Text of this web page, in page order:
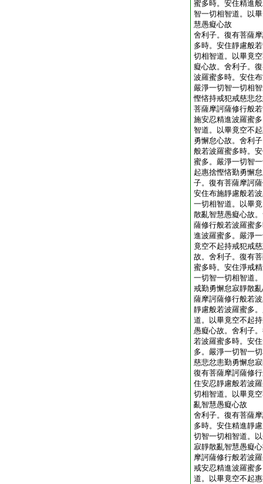
蜜多時。安住精進
智一切相智道。以
慧愚癡心故
舍利子。復有菩薩
多時。安住靜慮般
切相智道。以畢竟
癡心故。舍利子。
波羅蜜多時。安住
嚴淨一切智一切相
慳悋持戒犯戒慈悲
菩薩摩訶薩修行般
施安忍精進波羅蜜
智道。以畢竟空不
勇懈怠心故。舍利
般若波羅蜜多時。
蜜多。嚴淨一切智
起惠捨慳悋勤勇懈
子。復有菩薩摩訶
安住布施靜慮般若
一切相智道。以畢
散亂智慧愚癡心故
薩修行般若波羅蜜
進波羅蜜多。嚴淨
竟空不起持戒犯戒
故。舍利子。復有
蜜多時。安住淨戒
一切智一切相智道
戒勤勇懈怠寂靜散
薩摩訶薩修行般若
靜慮般若波羅蜜多
道。以畢竟空不起
愚癡心故。舍利子
若波羅蜜多時。安
多。嚴淨一切智一
慈悲忿恚勤勇懈怠
復有菩薩摩訶薩修
住安忍靜慮般若波
切相智道。以畢竟
亂智慧愚癡心故
舍利子。復有菩薩
多時。安住精進靜
切智一切相智道。
寂靜散亂智慧愚癡
摩訶薩修行般若波
戒安忍精進波羅蜜
道。以畢竟空不起